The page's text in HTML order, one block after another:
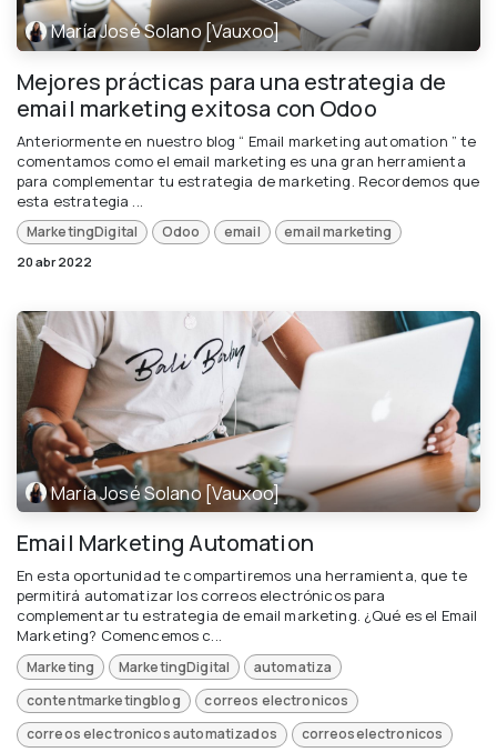
María José Solano [Vauxoo]
Mejores prácticas para una estrategia de
email marketing exitosa con Odoo
Anteriormente en nuestro blog “ Email marketing automation ” te
comentamos como el email marketing es una gran herramienta
para complementar tu estrategia de marketing. Recordemos que
esta estrategia ...
MarketingDigital Odoo email email marketing
20 abr 2022
María José Solano [Vauxoo]
Email Marketing Automation
En esta oportunidad te compartiremos una herramienta, que te
permitirá automatizar los correos electrónicos para
complementar tu estrategia de email marketing. ¿Qué es el Email
Marketing? Comencemos c...
Marketing MarketingDigital
automatiza
contentmarketingblog
correos electronicos
correos electronicos automatizados
correoselectronicos